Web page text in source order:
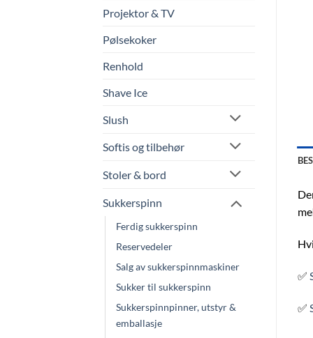
Projektor & TV
Pølsekoker
Renhold
Shave Ice
Slush
Softis og tilbehør
Stoler & bord
Sukkerspinn
Ferdig sukkerspinn
Reservedeler
Salg av sukkerspinnmaskiner
Sukker til sukkerspinn
Sukkerspinnpinner, utstyr &
emballasje
✅
✅